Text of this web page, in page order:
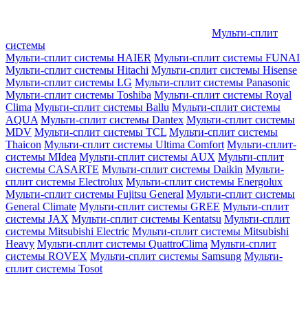
Мульти-сплит
системы
Мульти-сплит системы HAIER Мульти-сплит системы FUNAI
Мульти-сплит системы Hitachi Мульти-сплит системы Hisense
Мульти-сплит системы LG Мульти-сплит системы Panasonic
Мульти-сплит системы Toshiba Мульти-сплит системы Royal
Clima Мульти-сплит системы Ballu Мульти-сплит системы
AQUA Мульти-сплит системы Dantex Мульти-сплит системы
MDV Мульти-сплит системы TCL Мульти-сплит системы
Thaicon Мульти-сплит системы Ultima Comfort Мульти-сплит-
системы MIdea Мульти-сплит системы AUX Мульти-сплит
системы CASARTE Мульти-сплит системы Daikin Мульти-
сплит системы Electrolux Мульти-сплит системы Energolux
Мульти-сплит системы Fujitsu General Мульти-сплит системы
General Climate Мульти-сплит системы GREE Мульти-сплит
системы JAX Мульти-сплит системы Kentatsu Мульти-сплит
системы Mitsubishi Electric Мульти-сплит системы Mitsubishi
Heavy Мульти-сплит системы QuattroClima Мульти-сплит
системы ROVEX Мульти-сплит системы Samsung Мульти-
сплит системы Tosot